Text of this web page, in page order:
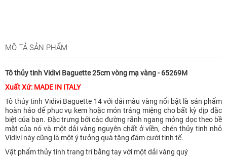
MÔ TẢ SẢN PHẨM
Tô thủy tinh Vidivi Baguette 25cm vòng mạ vàng - 65269M
Xuất Xứ: MADE IN ITALY
Tô thủy tinh Vidivi Baguette 14 với dải màu vàng nổi bật là sản phẩm
hoàn hảo để phục vụ kem hoặc món tráng miệng cho bất kỳ dịp đặc
biệt của bạn. Đặc trưng bởi các đường rãnh ngang mỏng dọc theo bề
mặt của nó và một dải vàng nguyên chất ở viền, chén thủy tinh nhỏ
Vidivi này cũng là một ý tưởng quà tặng đám cưới tinh tế.
Vật phẩm thủy tinh trang trí bằng tay với một dải vàng quý